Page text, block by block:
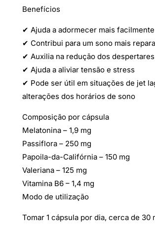
Benefícios
✔ Ajuda a adormecer mais facilmente
✔ Contribui para um sono mais
✔ Auxilia na redução dos
✔ Ajuda a aliviar tensão e stress
✔ Pode ser útil em situações de jet
alterações dos horários de sono
Composição por cápsula
Melatonina – 1,9 mg
Passiflora – 250 mg
Papoila-da-Califórnia – 150 mg
Valeriana – 125 mg
Vitamina B6 – 1,4 mg
Modo de utilização
Tomar 1 cápsula por dia, cerca de 30